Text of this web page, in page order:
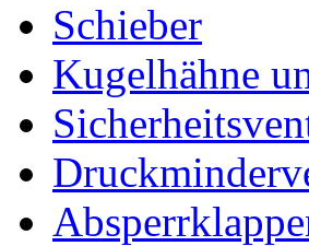
Schieber
Kugelhähne